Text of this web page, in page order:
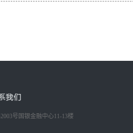
号国银金融中心11-13楼